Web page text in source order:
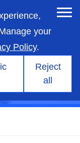
your
Policy.
Reject
all